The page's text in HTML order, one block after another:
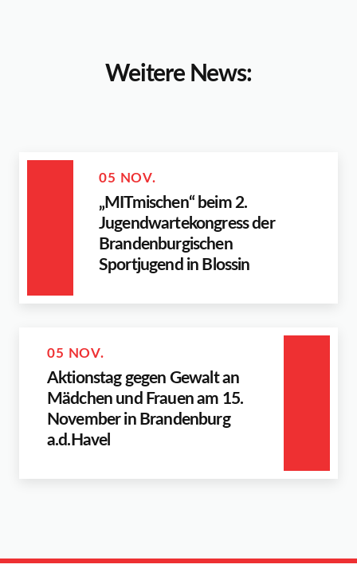
Weitere News:
05 NOV.
„MITmischen“ beim 2.
Jugendwartekongress der
Brandenburgischen
Sportjugend in Blossin
05 NOV.
Aktionstag gegen Gewalt an
Mädchen und Frauen am 15.
November in Brandenburg
a.d.Havel